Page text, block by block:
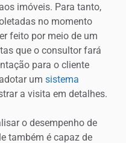
imóveis. Para tanto,
no momento
feito por meio de um
que o consultor fará
para o cliente
um sistema
a visita em detalhes.
o desempenho de
também é capaz de